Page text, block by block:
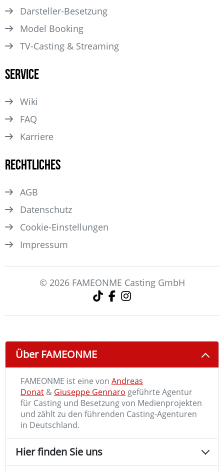
Darsteller­-Besetzung
Model Booking
TV-Casting & Streaming
Service
Wiki
FAQ
Karriere
Rechtliches
AGB
Datenschutz
Cookie-Einstellungen
Impressum
© 2026 FAMEONME Casting GmbH
Über FAMEONME
FAMEONME ist eine von Andreas
Donat & Giuseppe Gennaro geführte Agentur
für Casting und Besetzung von Medienprojekten
und zählt zu den führenden Casting-Agenturen
in Deutschland.
Hier finden Sie uns